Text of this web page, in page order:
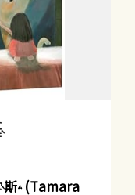
(Tamara